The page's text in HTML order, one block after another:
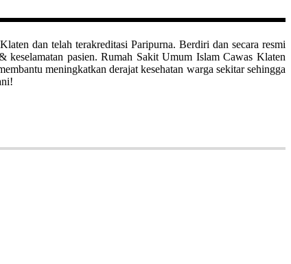
dan telah terakreditasi Paripurna. Berdiri dan secara resmi
pasien. Rumah Sakit Umum Islam Cawas Klaten
meningkatkan derajat kesehatan warga sekitar sehingga